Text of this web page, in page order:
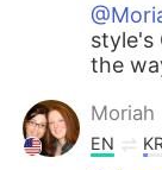
style's
the
Moriah
EN